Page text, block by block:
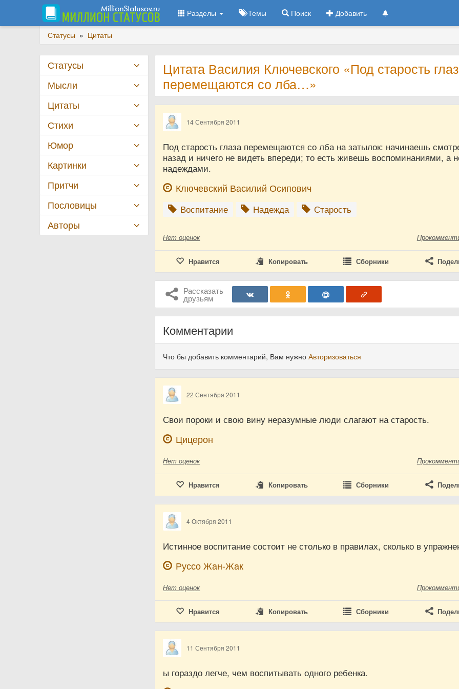
Разделы Темы Поиск Добавить
Статусы » Цитаты
Цитата Василия Ключевского «Под старость
перемещаются со лба…»
14 Сентября 2011
Под старость глаза перемещаются со лба на затылок: начинаешь
назад и ничего не видеть впереди; то есть живешь воспоминаниями, а
надеждами.
Ключевский Василий Осипович
Воспитание Надежда Старость
Нет оценок
Нравится Копировать Сборники
Рассказать
друзьям
Комментарии
Что бы добавить комментарий, Вам нужноАвторизоваться
22 Сентября 2011
Свои пороки и свою вину неразумные люди слагают на старость.
Цицерон
Нет оценок
Нравится Копировать Сборники
4 Октября 2011
Истинное воспитание состоит не столько в правилах, сколько в
Руссо Жан-Жак
Нет оценок
Нравится Копировать Сборники
11 Сентября 2011
ы гораздо легче, чем воспитывать одного ребенка.
Статусы
Мысли
Цитаты
Стихи
Юмор
Картинки
Притчи
Пословицы
Авторы